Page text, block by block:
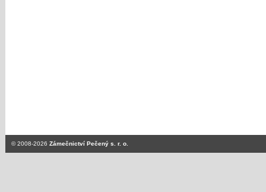
© 2008-2026 Zámečnictví Pečený s. r. o.